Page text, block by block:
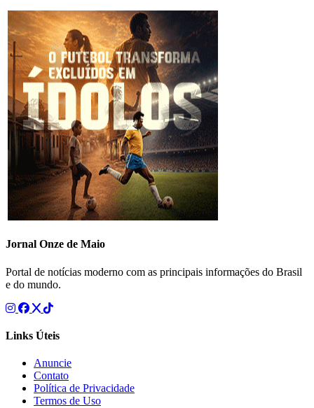
Jornal Onze de Maio
Portal de notícias moderno com as principais informações do Brasil
e do mundo.
Links Úteis
Anuncie
Contato
Política de Privacidade
Termos de Uso